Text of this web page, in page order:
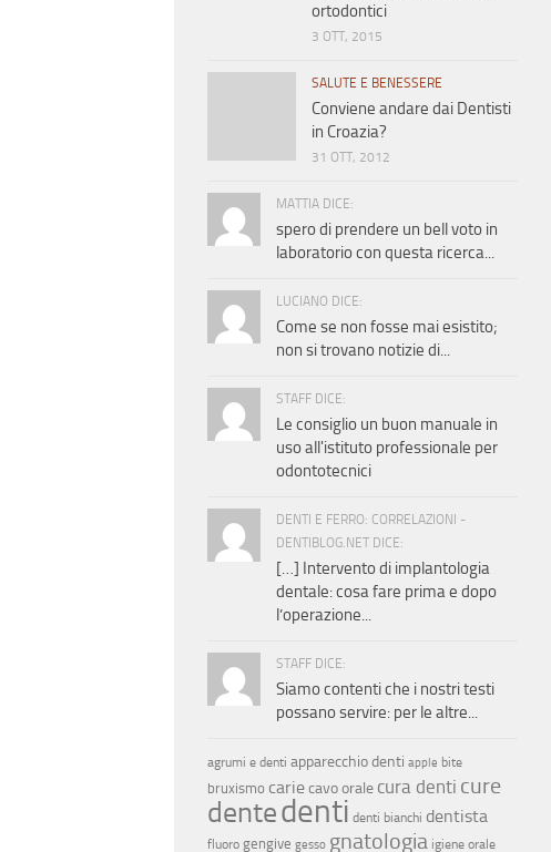
ortodontici
3 OTT, 2015
SALUTE E BENESSERE
Conviene andare dai Dentisti
in Croazia?
31 OTT, 2012
MATTIA DICE:
spero di prendere un bell voto in
laboratorio con questa ricerca...
LUCIANO DICE:
Come se non fosse mai esistito;
non si trovano notizie di...
STAFF DICE:
Le consiglio un buon manuale in
uso all'istituto professionale per
odontotecnici
DENTI E FERRO: CORRELAZIONI -
DENTIBLOG.NET DICE:
[…] Intervento di implantologia
dentale: cosa fare prima e dopo
l’operazione...
STAFF DICE:
Siamo contenti che i nostri testi
possano servire: per le altre...
agrumi e denti apparecchio denti apple bite
bruxismo cariecavo orale cura denti cure
dentedenti denti bianchi dentista
fluoro gengive gesso gnatologia igiene orale